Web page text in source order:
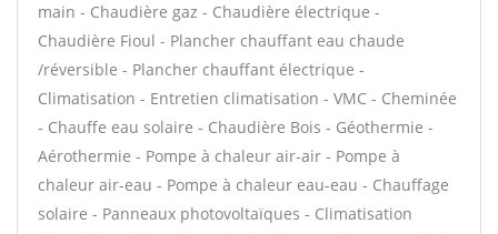
main - Chaudière gaz - Chaudière électrique -
Chaudière Fioul - Plancher chauffant eau chaude
/réversible - Plancher chauffant électrique -
Climatisation - Entretien climatisation - VMC - Cheminée
- Chauffe eau solaire - Chaudière Bois - Géothermie -
Aérothermie - Pompe à chaleur air-air - Pompe à
chaleur air-eau - Pompe à chaleur eau-eau - Chauffage
solaire - Panneaux photovoltaïques - Climatisation